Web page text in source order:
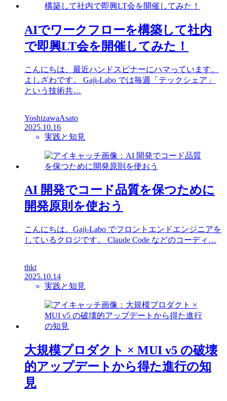
AIでワークフローを構築して社内
で即興LT会を開催してみた！
こんにちは、最近ハンドスピナーにハマっています。
よしざわです。 Gaji-Labo では毎週「テックシェア」
という技術共…
YoshizawaAsato
2025.10.16
実践と知見
AI 開発でコード品質を保つために
開発原則を使おう
こんにちは。Gaji-Labo でフロントエンドエンジニアを
しているクロジです。 Claude Code などのコーディ…
thkt
2025.10.14
実践と知見
大規模プロダクト × MUI v5 の破壊
的アップデートから得た進行の知
見